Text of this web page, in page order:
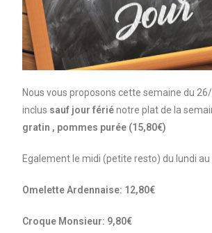
Nous vous proposons cette semaine du
inclus sauf jour fériénotre plat de la
gratin , pommes purée (15,80€)
Egalement le midi (petite resto) du lundi au
Omelette Ardennaise: 12,80€
Croque Monsieur: 9,80€